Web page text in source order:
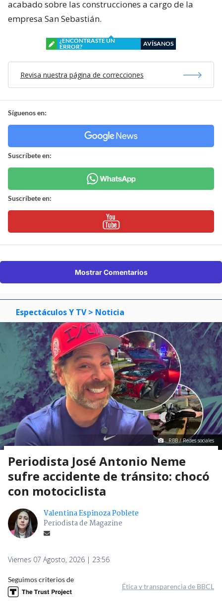
acabado sobre las construcciones a cargo de la
empresa San Sebastián.
¿ENCONTRASTE UN
ERROR?
AVÍSANOS
Revisa nuestra página de correcciones
Síguenos en:
Suscríbete en:
Suscríbete en:
Mostrar Comentarios
Espectáculos Y TV > Noticia
RBB / Redes sociales
Periodista José Antonio Neme
sufre accidente de tránsito: chocó
con motociclista
Valentina Espinoza Poblete
Periodista de Magazine
Viernes 07 Agosto, 2026 | 23:56
Seguimos criterios de
Ética y transparencia de BBCL